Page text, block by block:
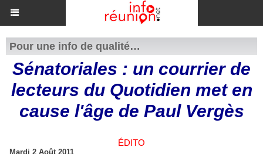
Pour une info de qualité…
Sénatoriales : un courrier de
lecteurs du Quotidien met en
cause l'âge de Paul Vergès
ÉDITO
Mardi 2 Août 2011